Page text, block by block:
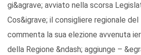
gi&agrave; avviato nella scorsa
Cos&igrave; il consigliere regionale
commenta la sua elezione avvenuta
della Regione &ndash; aggiunge –